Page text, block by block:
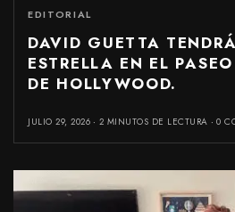
EDITORIAL
DAVID GUETTA
ESTRELLA EN EL
DE HOLLYWOOD.
JULIO 29, 2026 2 MINUTOS DE LECTURA 0